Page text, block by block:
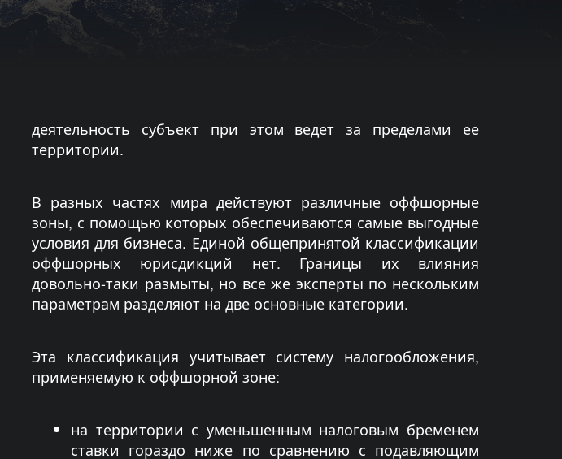
деятельность субъект при этом ведет за пределами ее
территории.
В разных частях мира действуют различные оффшорные
зоны, с помощью которых обеспечиваются самые выгодные
условия для бизнеса. Единой общепринятой классификации
оффшорных юрисдикций нет. Границы их влияния
довольно-таки размыты, но все же эксперты по нескольким
параметрам разделяют на две основные категории.
Эта классификация учитывает систему налогообложения,
применяемую к оффшорной зоне:
на территории с уменьшенным налоговым бременем
ставки гораздо ниже по сравнению с подавляющим